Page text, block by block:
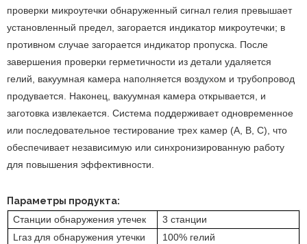
проверки микроутечки обнаруженный сигнал гелия превышает
установленный предел, загорается индикатор микроутечки; в
противном случае загорается индикатор пропуска. После
завершения проверки герметичности из детали удаляется
гелий, вакуумная камера наполняется воздухом и трубопровод
продувается. Наконец, вакуумная камера открывается, и
заготовка извлекается. Система поддерживает одновременное
или последовательное тестирование трех камер (A, B, C), что
обеспечивает независимую или синхронизированную работу
для повышения эффективности.
Параметры продукта:
Станции обнаружения утечек
3 станции
L газ для обнаружения утечки
100% гелий